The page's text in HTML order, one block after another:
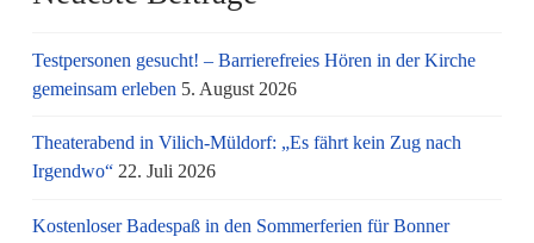
Testpersonen gesucht! – Barrierefreies Hören in der Kirche
gemeinsam erleben 5. August 2026
Theaterabend in Vilich-Müldorf: „Es fährt kein Zug nach
Irgendwo“ 22. Juli 2026
Kostenloser Badespaß in den Sommerferien für Bonner